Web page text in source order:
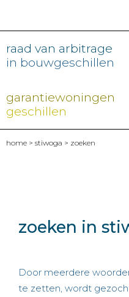
raad van arbitrage
in bouwgeschillen
garantiewoningen
geschillen
home > stiwoga > zoeken
zoeken in
Door meerdere
te zetten, wordt